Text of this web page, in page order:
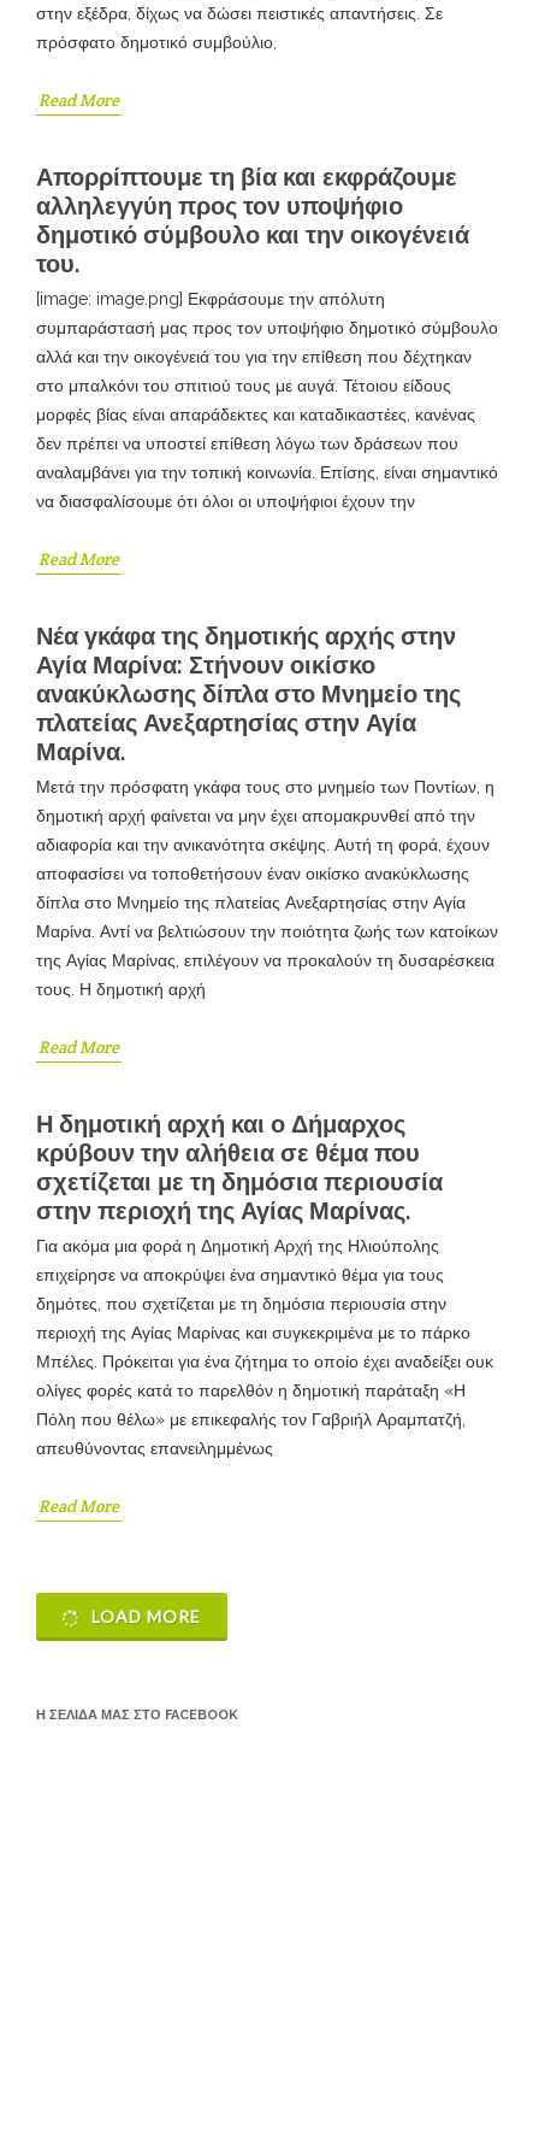
στην εξέδρα, δίχως να δώσει πειστικές απαντήσεις. Σε
πρόσφατο δημοτικό συμβούλιο,
Read More
Απορρίπτουμε τη βία και εκφράζουμε
αλληλεγγύη προς τον υποψήφιο
δημοτικό σύμβουλο και την οικογένειά
του.
[image: image.png] Εκφράσουμε την απόλυτη
συμπαράστασή μας προς τον υποψήφιο δημοτικό σύμβουλο
αλλά και την οικογένειά του για την επίθεση που δέχτηκαν
στο μπαλκόνι του σπιτιού τους με αυγά. Τέτοιου είδους
μορφές βίας είναι απαράδεκτες και καταδικαστέες, κανένας
δεν πρέπει να υποστεί επίθεση λόγω των δράσεων που
αναλαμβάνει για την τοπική κοινωνία. Επίσης, είναι σημαντικό
να διασφαλίσουμε ότι όλοι οι υποψήφιοι έχουν την
Read More
Νέα γκάφα της δημοτικής αρχής στην
Αγία Μαρίνα: Στήνουν οικίσκο
ανακύκλωσης δίπλα στο Μνημείο της
πλατείας Ανεξαρτησίας στην Αγία
Μαρίνα.
Μετά την πρόσφατη γκάφα τους στο μνημείο των Ποντίων, η
δημοτική αρχή φαίνεται να μην έχει απομακρυνθεί από την
αδιαφορία και την ανικανότητα σκέψης. Αυτή τη φορά, έχουν
αποφασίσει να τοποθετήσουν έναν οικίσκο ανακύκλωσης
δίπλα στο Μνημείο της πλατείας Ανεξαρτησίας στην Αγία
Μαρίνα. Αντί να βελτιώσουν την ποιότητα ζωής των κατοίκων
της Αγίας Μαρίνας, επιλέγουν να προκαλούν τη δυσαρέσκεια
τους. Η δημοτική αρχή
Read More
Η δημοτική αρχή και ο Δήμαρχος
κρύβουν την αλήθεια σε θέμα που
σχετίζεται με τη δημόσια περιουσία
στην περιοχή της Αγίας Μαρίνας.
Για ακόμα μια φορά η Δημοτική Αρχή της Ηλιούπολης
επιχείρησε να αποκρύψει ένα σημαντικό θέμα για τους
δημότες, που σχετίζεται με τη δημόσια περιουσία στην
περιοχή της Αγίας Μαρίνας και συγκεκριμένα με το πάρκο
Μπέλες. Πρόκειται για ένα ζήτημα το οποίο έχει αναδείξει ουκ
ολίγες φορές κατά το παρελθόν η δημοτική παράταξη «Η
Πόλη που θέλω» με επικεφαλής τον Γαβριήλ Αραμπατζή,
απευθύνοντας επανειλημμένως
Read More
LOAD MORE
Η ΣΕΛΊΔΑ ΜΑΣ ΣΤΟ FACEBOOK